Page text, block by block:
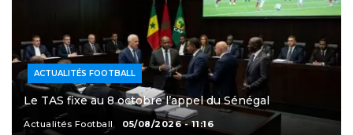
ACTUALITÉS FOOTBALL
Le TAS fixe au 8 octobre l’appel du Sénégal
Actualités Football 05/08/2026 - 11:16